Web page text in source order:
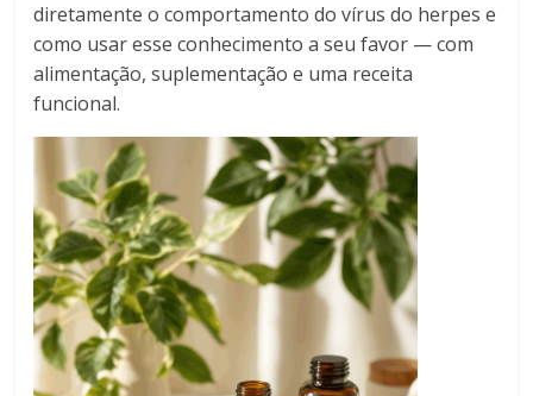
diretamente o comportamento do vírus do herpes e
como usar esse conhecimento a seu favor — com
alimentação, suplementação e uma receita
funcional.